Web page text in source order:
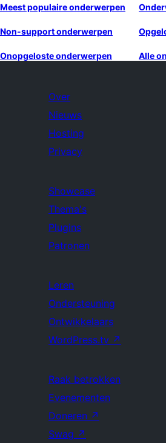
Meest populaire onderwerpen
Non-support onderwerpen
Onopgeloste onderwerpen Alle
Over
Nieuws
Hosting
Privacy
Showcase
Thema's
Plugins
Patronen
Leren
Ondersteuning
Ontwikkelaars
WordPress.tv ↗
Raak betrokken
Evenementen
Doneren ↗
Swag ↗